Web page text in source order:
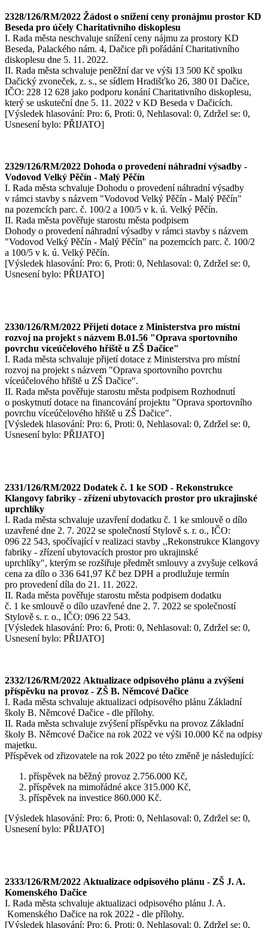
2328/126/RM/2022 Žádost o snížení ceny pronájmu prostor KD
Beseda pro účely Charitativního diskoplesu
I. Rada města neschvaluje snížení ceny nájmu za prostory KD
Beseda, Palackého nám. 4, Dačice při pořádání Charitativního
diskoplesu dne 5. 11. 2022.
II. Rada města schvaluje peněžní dar ve výši 13 500 Kč spolku
Dačický zvoneček, z. s., se sídlem Hradišťko 26, 380 01 Dačice,
IČO: 228 12 628 jako podporu konání Charitativního diskoplesu,
který se uskuteční dne 5. 11. 2022 v KD Beseda v Dačicích.
[Výsledek hlasování: Pro: 6, Proti: 0, Nehlasoval: 0, Zdržel se: 0,
Usnesení bylo: PŘIJATO]
2329/126/RM/2022 Dohoda o provedení náhradní výsadby -
Vodovod Velký Pěčín - Malý Pěčín
I. Rada města schvaluje Dohodu o provedení náhradní výsadby
v rámci stavby s názvem "Vodovod Velký Pěčín - Malý Pěčín"
na pozemcích parc. č. 100/2 a 100/5 v k. ú. Velký Pěčín.
II. Rada města pověřuje starostu města podpisem
Dohody o provedení náhradní výsadby v rámci stavby s názvem
"Vodovod Velký Pěčín - Malý Pěčín" na pozemcích parc. č. 100/2
a 100/5 v k. ú. Velký Pěčín.
[Výsledek hlasování: Pro: 6, Proti: 0, Nehlasoval: 0, Zdržel se: 0,
Usnesení bylo: PŘIJATO]
2330/126/RM/2022 Přijetí dotace z Ministerstva pro místní
rozvoj na projekt s názvem B.01.56 "Oprava sportovního
povrchu víceúčelového hřiště u ZŠ Dačice"
I. Rada města schvaluje přijetí dotace z Ministerstva pro místní
rozvoj na projekt s názvem "Oprava sportovního povrchu
víceúčelového hřiště u ZŠ Dačice".
II. Rada města pověřuje starostu města podpisem Rozhodnutí
o poskytnutí dotace na financování projektu "Oprava sportovního
povrchu víceúčelového hřiště u ZŠ Dačice".
[Výsledek hlasování: Pro: 6, Proti: 0, Nehlasoval: 0, Zdržel se: 0,
Usnesení bylo: PŘIJATO]
2331/126/RM/2022 Dodatek č. 1 ke SOD - Rekonstrukce
Klangovy fabriky - zřízení ubytovacích prostor pro ukrajinské
uprchlíky
I. Rada města schvaluje uzavření dodatku č. 1 ke smlouvě o dílo
uzavřené dne 2. 7. 2022 se společností Stylově s. r. o., IČO:
096 22 543, spočívající v realizaci stavby ,,Rekonstrukce Klangovy
fabriky - zřízení ubytovacích prostor pro ukrajinské
uprchlíky", kterým se rozšiřuje předmět smlouvy a zvyšuje celková
cena za dílo o 336 641,97 Kč bez DPH a prodlužuje termín
pro provedení díla do 21. 11. 2022.
II. Rada města pověřuje starostu města podpisem dodatku
č. 1 ke smlouvě o dílo uzavřené dne 2. 7. 2022 se společností
Stylově s. r. o., IČO: 096 22 543.
[Výsledek hlasování: Pro: 6, Proti: 0, Nehlasoval: 0, Zdržel se: 0,
Usnesení bylo: PŘIJATO]
2332/126/RM/2022 Aktualizace odpisového plánu a zvýšení
příspěvku na provoz - ZŠ B. Němcové Dačice
I. Rada města schvaluje aktualizaci odpisového plánu Základní
školy B. Němcové Dačice - dle přílohy.
II. Rada města schvaluje zvýšení příspěvku na provoz Základní
školy B. Němcové Dačice na rok 2022 ve výši 10.000 Kč na odpisy
majetku.
Příspěvek od zřizovatele na rok 2022 po této změně je následující:
příspěvek na běžný provoz 2.756.000 Kč,
příspěvek na mimořádné akce 315.000 Kč,
příspěvek na investice 860.000 Kč.
[Výsledek hlasování: Pro: 6, Proti: 0, Nehlasoval: 0, Zdržel se: 0,
Usnesení bylo: PŘIJATO]
2333/126/RM/2022 Aktualizace odpisového plánu - ZŠ J. A.
Komenského Dačice
I. Rada města schvaluje aktualizaci odpisového plánu J. A.
Komenského Dačice na rok 2022 - dle přílohy.
[Výsledek hlasování: Pro: 6, Proti: 0, Nehlasoval: 0, Zdržel se: 0,